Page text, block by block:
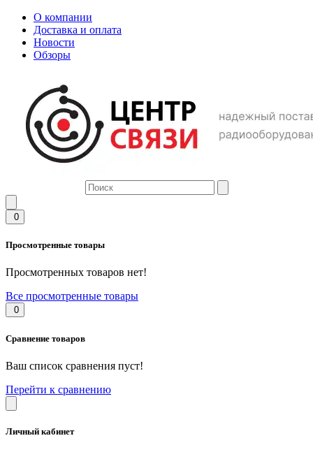
О компании
Доставка и оплата
Новости
Обзоры
0
Просмотренные товары
Просмотренных товаров нет!
Все просмотренные товары
0
Сравнение товаров
Ваш список сравнения пуст!
Перейти к сравнению
Личный кабинет